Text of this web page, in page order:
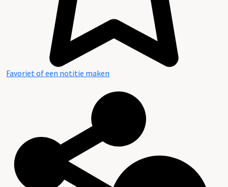
Favoriet of een notitie maken